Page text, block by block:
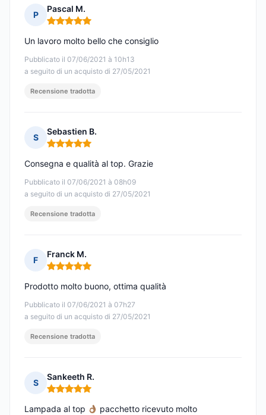
P
Pascal M.
Nota: 5 su 5
Pubblicato il 07/06/2021 à 10h13
a seguito di un acquisto di 27/05/2021
Un lavoro molto bello che consiglio
Recensione tradotta
S
Sebastien B.
Nota: 5 su 5
Pubblicato il 07/06/2021 à 08h09
a seguito di un acquisto di 27/05/2021
Consegna e qualità al top. Grazie
Recensione tradotta
F
Franck M.
Nota: 5 su 5
Pubblicato il 07/06/2021 à 07h27
a seguito di un acquisto di 27/05/2021
Prodotto molto buono, ottima qualità
Recensione tradotta
S
Sankeeth R.
Nota: 5 su 5
Lampada al top
pacchetto ricevuto molto